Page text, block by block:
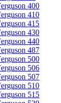
400
410
415
430
440
487
500
506
507
510
515